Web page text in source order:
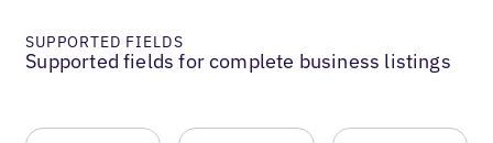
SUPPORTED FIELDS
Supported fields for complete business listings